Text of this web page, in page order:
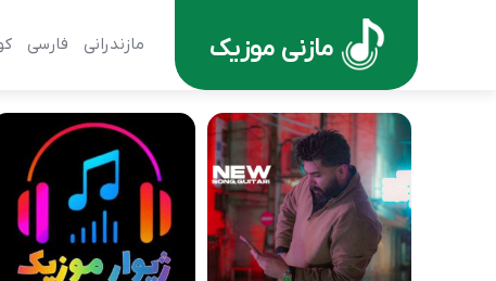
مازنی موزیک مازندرانی فارسی